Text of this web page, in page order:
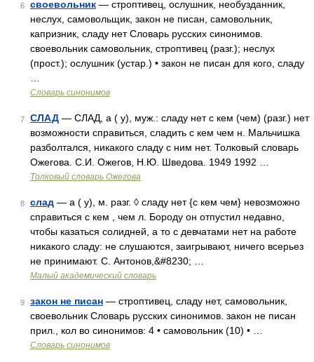
6 своевольник — строптивец, ослушник, необузданник,
неслух, самовольщик, закон не писан, самовольник,
капризник, сладу нет Словарь русских синонимов.
своевольник самовольник, строптивец (разг.); неслух
(прост.); ослушник (устар.) • закон не писан для кого, сладу
Словарь синонимов
7 СЛАД — СЛАД, а ( у), муж.: сладу нет с кем (чем) (разг.) нет
возможности справиться, сладить с кем чем н. Мальчишка
разболтался, никакого сладу с ним нет. Толковый словарь
Ожегова. С.И. Ожегов, Н.Ю. Шведова. 1949 1992 …
Толковый словарь Ожегова
8 слад — а ( у), м. разг. ◊ сладу нет {с кем чем} невозможно
справиться с кем , чем л. Бороду он отпустил недавно,
чтобы казаться солидней, а то с девчатами нет на работе
никакого сладу: не слушаются, заигрывают, ничего всерьез
не принимают. С. Антонов,&#8230; …
Малый академический словарь
9 закон не писан — строптивец, сладу нет, самовольник,
своевольник Словарь русских синонимов. закон не писан
прил., кол во синонимов: 4 • самовольник (10) • …
Словарь синонимов